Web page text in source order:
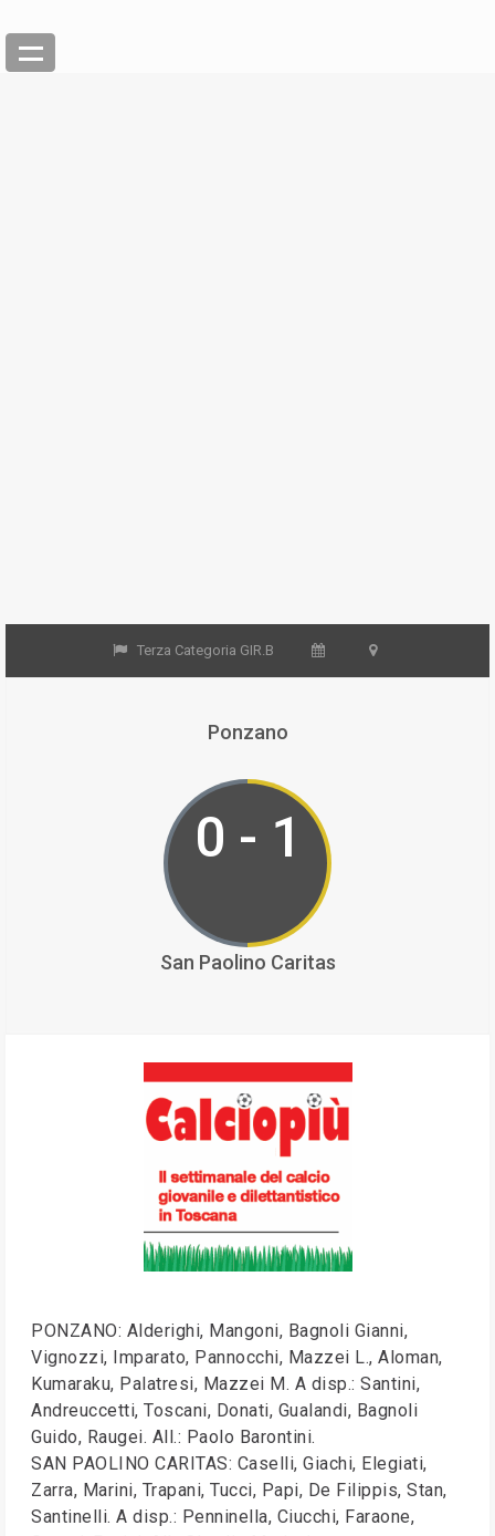
Terza Categoria GIR.B
Ponzano
0 - 1
San Paolino Caritas
PONZANO: Alderighi, Mangoni, Bagnoli Gianni,
Vignozzi, Imparato, Pannocchi, Mazzei L., Aloman,
Kumaraku, Palatresi, Mazzei M. A disp.: Santini,
Andreuccetti, Toscani, Donati, Gualandi, Bagnoli
Guido, Raugei. All.: Paolo Barontini.
SAN PAOLINO CARITAS: Caselli, Giachi, Elegiati,
Zarra, Marini, Trapani, Tucci, Papi, De Filippis, Stan,
Santinelli. A disp.: Penninella, Ciucchi, Faraone,